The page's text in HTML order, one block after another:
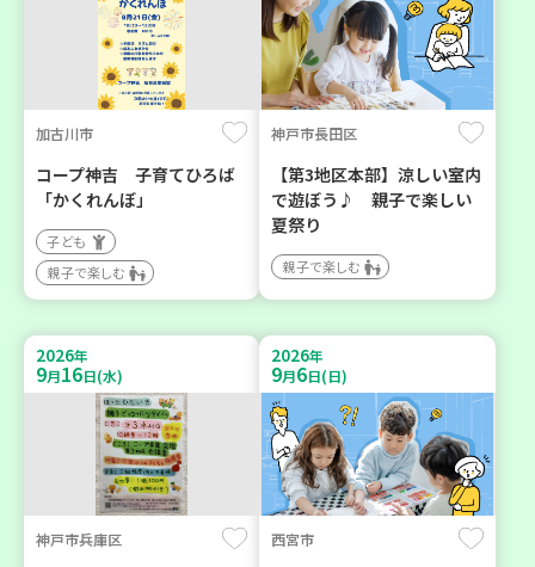
加古川市
コープ神吉 子育てひろば
「かくれんぼ」
子ども
親子で楽しむ
神戸市長田区
【第3地区本部】涼しい室内
で遊ぼう♪ 親子で楽しい
夏祭り
親子で楽しむ
2026年
9月16日(水)
神戸市兵庫区
2026年
9月6日(日)
西宮市